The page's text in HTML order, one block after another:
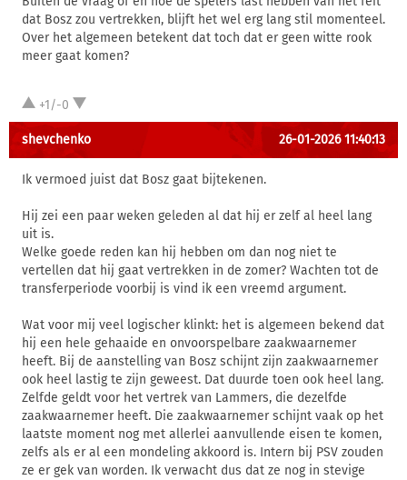
dat Bosz zou vertrekken, blijft het wel erg lang stil momenteel.
Over het algemeen betekent dat toch dat er geen witte rook
meer gaat komen?
+1/-0
shevchenko 26-01-2026 11:40:13
Ik vermoed juist dat Bosz gaat bijtekenen.
Hij zei een paar weken geleden al dat hij er zelf al heel lang
uit is.
Welke goede reden kan hij hebben om dan nog niet te
vertellen dat hij gaat vertrekken in de zomer? Wachten tot de
transferperiode voorbij is vind ik een vreemd argument.
Wat voor mij veel logischer klinkt: het is algemeen bekend dat
hij een hele gehaaide en onvoorspelbare zaakwaarnemer
heeft. Bij de aanstelling van Bosz schijnt zijn zaakwaarnemer
ook heel lastig te zijn geweest. Dat duurde toen ook heel lang.
Zelfde geldt voor het vertrek van Lammers, die dezelfde
zaakwaarnemer heeft. Die zaakwaarnemer schijnt vaak op het
laatste moment nog met allerlei aanvullende eisen te komen,
zelfs als er al een mondeling akkoord is. Intern bij PSV zouden
ze er gek van worden. Ik verwacht dus dat ze nog in stevige